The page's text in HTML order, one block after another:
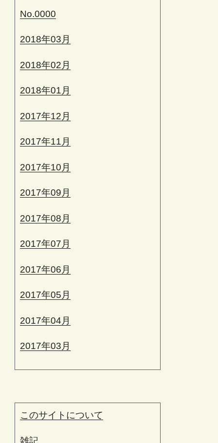
No.0000
2018年03月
2018年02月
2018年01月
2017年12月
2017年11月
2017年10月
2017年09月
2017年08月
2017年07月
2017年06月
2017年05月
2017年04月
2017年03月
このサイトについて
雑記